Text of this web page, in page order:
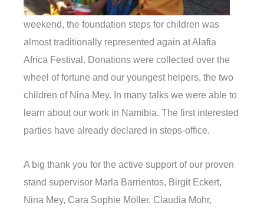
weekend, the foundation steps for children was
almost traditionally represented again at Alafia
Africa Festival. Donations were collected over the
wheel of fortune and our youngest helpers, the two
children of Nina Mey. In many talks we were able to
learn about our work in Namibia. The first interested
parties have already declared in steps-office.
A big thank you for the active support of our proven
stand supervisor Marla Barrientos, Birgit Eckert,
Nina Mey, Cara Sophie Möller, Claudia Mohr,